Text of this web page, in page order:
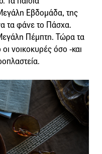
Εβδομάδα, της
τα φάνε το Πάσχα.
Πέμπτη. Τώρα τα
νοικοκυρές όσο -και